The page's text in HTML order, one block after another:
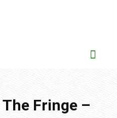
The Fringe –